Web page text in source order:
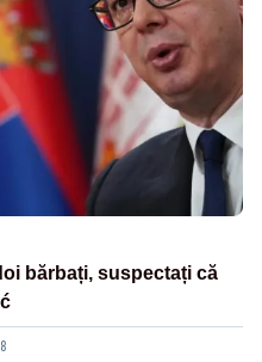
bărbați, suspectați că